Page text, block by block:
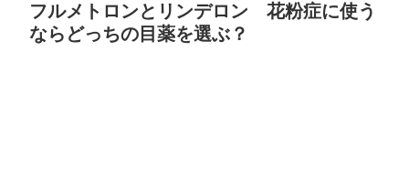
フルメトロンとリンデロン 花粉症に使う
ならどっちの目薬を選ぶ？